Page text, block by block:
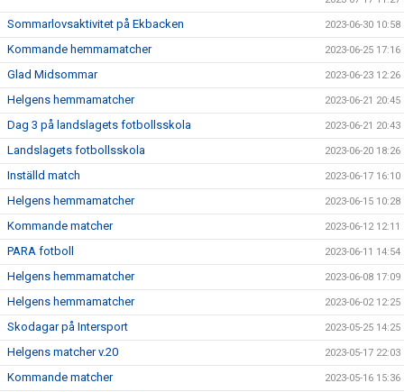
Sommarlovsaktivitet på Ekbacken 2023-06-30 10:58
Kommande hemmamatcher 2023-06-25 17:16
Glad Midsommar 2023-06-23 12:26
Helgens hemmamatcher 2023-06-21 20:45
Dag 3 på landslagets fotbollsskola 2023-06-21 20:43
Landslagets fotbollsskola 2023-06-20 18:26
Inställd match 2023-06-17 16:10
Helgens hemmamatcher 2023-06-15 10:28
Kommande matcher 2023-06-12 12:11
PARA fotboll 2023-06-11 14:54
Helgens hemmamatcher 2023-06-08 17:09
Helgens hemmamatcher 2023-06-02 12:25
Skodagar på Intersport 2023-05-25 14:25
Helgens matcher v.20 2023-05-17 22:03
Kommande matcher 2023-05-16 15:36